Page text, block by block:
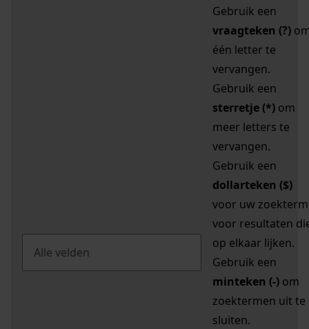
Gebruik een
vraagteken (?)
één letter te
vervangen.
Gebruik een
sterretje (*) om
meer letters te
vervangen.
Gebruik een
dollarteken ($)
voor uw zoekterm
voor resultaten
op elkaar lijken.
Gebruik een
minteken (-) om
zoektermen uit te
sluiten.